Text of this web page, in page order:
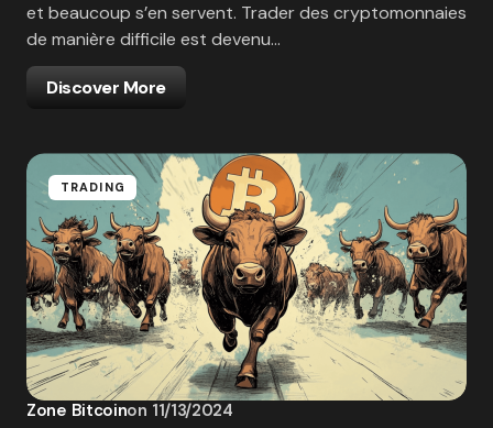
et beaucoup s’en servent. Trader des cryptomonnaies
de manière difficile est devenu…
Discover More
TRADING
Zone Bitcoinon 11/13/2024